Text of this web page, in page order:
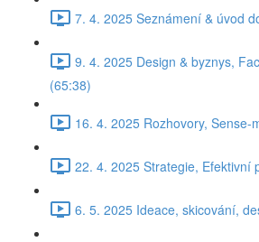
7. 4. 2025 Seznámení & úvod
9. 4. 2025 Design & byznys,
(65:38)
16. 4. 2025 Rozhovory, Sense-
22. 4. 2025 Strategie, Efektivní
6. 5. 2025 Ideace, skicování,